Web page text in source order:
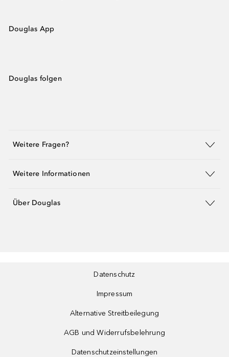
Douglas App
Douglas folgen
Weitere Fragen?
Weitere Informationen
Über Douglas
Datenschutz
Impressum
Alternative Streitbeilegung
AGB und Widerrufsbelehrung
Datenschutzeinstellungen